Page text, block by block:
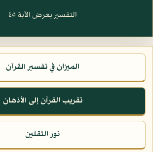
التفسير يعرض الآية ٤٥
الميزان في تفسير القرآن
تقريب القرآن إلى الأذهان
نور الثقلين